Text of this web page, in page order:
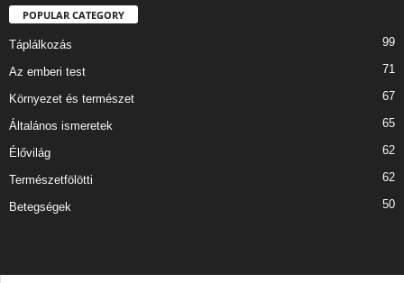
POPULAR CATEGORY
Táplálkozás 99
Az emberi test 71
Környezet és természet 67
Általános ismeretek 65
Élővilág 62
Természetfölötti 62
Betegségek 50